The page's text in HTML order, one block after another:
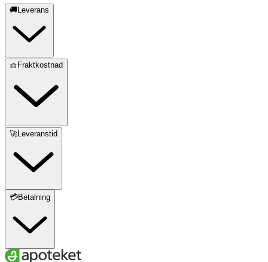
🚚Leverans
🧺Fraktkostnad
🚀Leveranstid
💳Betalning